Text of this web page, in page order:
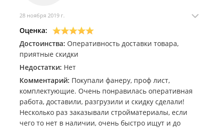
28 ноября 2019 г.
Оценка:
Достоинства: Оперативность доставки товара,
приятные скидки
Недостатки: Нет
Комментарий: Покупали фанеру, проф лист,
комплектующие. Очень понравилась оперативная
работа, доставили, разгрузили и скидку сделали!
Несколько раз заказывали стройматериалы, если
чего то нет в наличии, очень быстро ищут и до